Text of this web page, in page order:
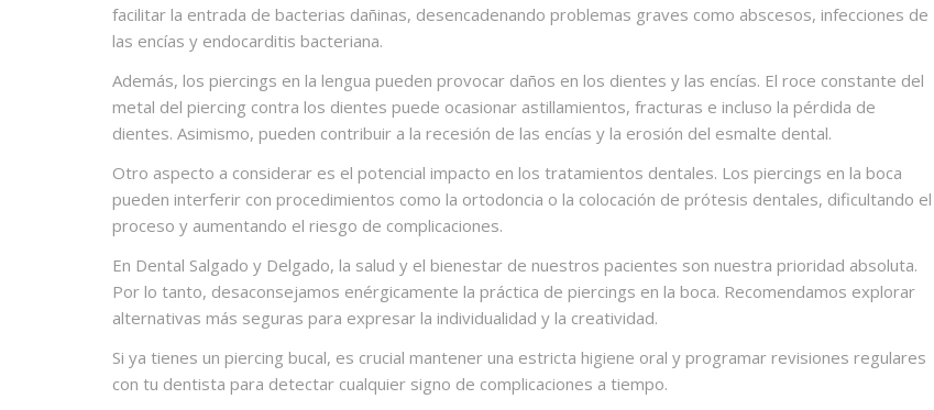
facilitar la entrada de bacterias dañinas, desencadenando problemas graves como abscesos, infecciones de
las encías y endocarditis bacteriana.
Además, los piercings en la lengua pueden provocar daños en los dientes y las encías. El roce constante del
metal del piercing contra los dientes puede ocasionar astillamientos, fracturas e incluso la pérdida de
dientes. Asimismo, pueden contribuir a la recesión de las encías y la erosión del esmalte dental.
Otro aspecto a considerar es el potencial impacto en los tratamientos dentales. Los piercings en la boca
pueden interferir con procedimientos como la ortodoncia o la colocación de prótesis dentales, dificultando el
proceso y aumentando el riesgo de complicaciones.
En Dental Salgado y Delgado, la salud y el bienestar de nuestros pacientes son nuestra prioridad absoluta.
Por lo tanto, desaconsejamos enérgicamente la práctica de piercings en la boca. Recomendamos explorar
alternativas más seguras para expresar la individualidad y la creatividad.
Si ya tienes un piercing bucal, es crucial mantener una estricta higiene oral y programar revisiones regulares
con tu dentista para detectar cualquier signo de complicaciones a tiempo.